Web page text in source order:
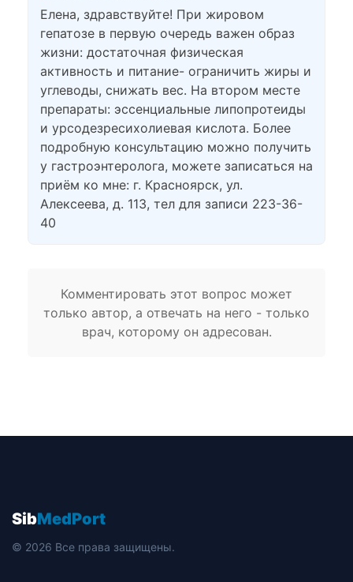
Елена, здравствуйте! При жировом
гепатозе в первую очередь важен образ
жизни: достаточная физическая
активность и питание- ограничить жиры и
углеводы, снижать вес. На втором месте
препараты: эссенциальные липопротеиды
и урсодезресихолиевая кислота. Более
подробную консультацию можно получить
у гастроэнтеролога, можете записаться на
приём ко мне: г. Красноярск, ул.
Алексеева, д. 113, тел для записи 223-36-
40
Комментировать этот вопрос может
только автор, а отвечать на него - только
врач, которому он адресован.
SibMedPort
© 2026 Все права защищены.